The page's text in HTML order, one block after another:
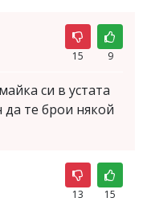
15 9
си в устата
да те брои някой
13 15